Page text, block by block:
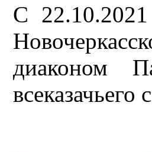
С
диаконом
всеказачьего